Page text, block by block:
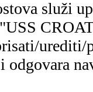
služi
urediti/
odgovara